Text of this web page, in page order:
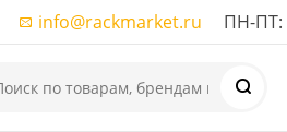
info@rackmarket.ru ПН-ПТ: